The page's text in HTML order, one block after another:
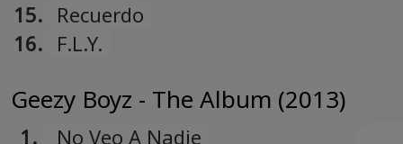
15. Recuerdo
16. F.L.Y.
Geezy Boyz - The Album (2013)
1.
No Veo A Nadie